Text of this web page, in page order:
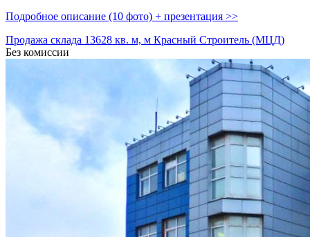
Подробное описание (10 фото) + презентация >>
Продажа склада 13628 кв. м, м Красный Строитель (МЦД)
Без комиссии